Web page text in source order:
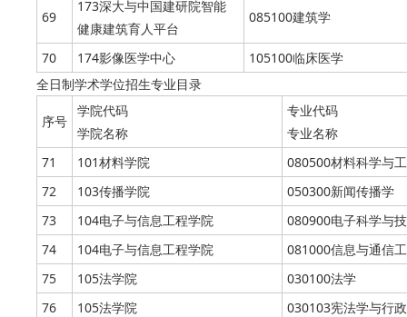
69
173深大与中国建研院智能
健康建筑育人平台
085100建筑学
70 174影像医学中心
105100临床医学
全日制学术学位招生专业目录
序号
学院代码
学院名称
专业代码
专业名称
71
101材料学院
080500材料科学与
72
103传播学院
050300新闻传播学
73
104电子与信息工程学院
080900电子科学与
74
104电子与信息工程学院
081000信息与通信
75
105法学院
030100法学
76
105法学院
030103宪法学与行